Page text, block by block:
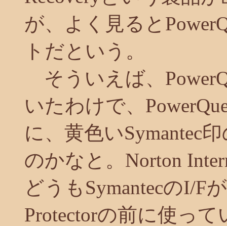
が、よく見ると
トだという。
そういえば、
いたわけで、
に、黄色いSymantec
のかなと。Norton
どうもSymantecのI/F
Protectorの前に使っ